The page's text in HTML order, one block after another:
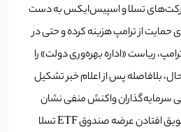
تسلا و اسپیس‌ایکس به دست
حمایت از ترامپ هزینه کرده و حتی در
ریاست «اداره بهره‌وری دولت» را
بلافاصله پس از اعلام خبر تشکیل
سرمایه‌گذاران واکنش منفی نشان
دادند. «آزریا پارتنرز» از به تعویق افتادن عرضه صندوق ETF تسلا